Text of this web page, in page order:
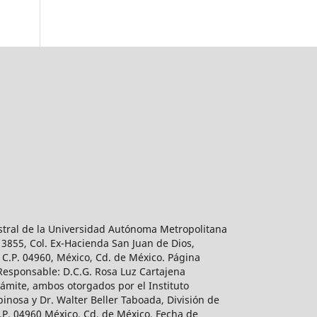
de la Universidad Autónoma Metropolitana
Col. Ex-Hacienda San Juan de Dios,
04960, México, Cd. de México. Página
D.C.G. Rosa Luz Cartajena
ambos otorgados por el Instituto
y Dr. Walter Beller Taboada, División de
04960 México, Cd. de México. Fecha de